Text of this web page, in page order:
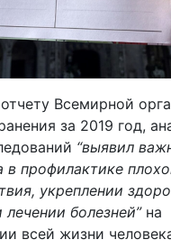
Всемирной
за 2019 год,
“выявил
в профилактике
укреплении
болезней”на
всей жизни